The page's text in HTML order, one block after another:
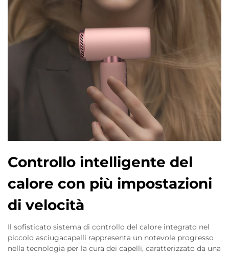
Controllo intelligente del
calore con più impostazioni
di velocità
Il sofisticato sistema di controllo del calore integrato nel
piccolo asciugacapelli rappresenta un notevole progresso
nella tecnologia per la cura dei capelli, caratterizzato da una